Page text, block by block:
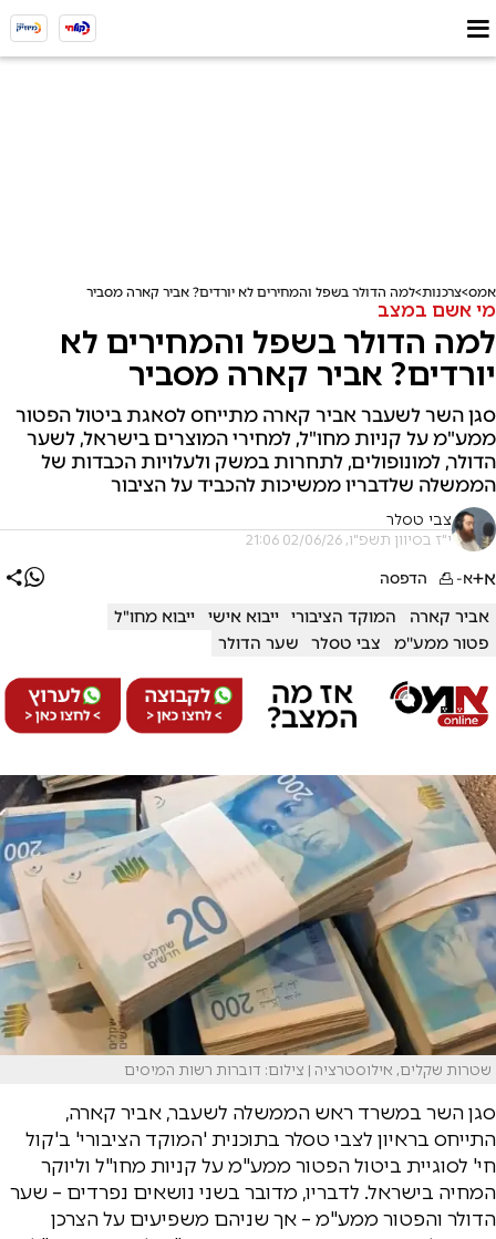
אמס צרכנות למה הדולר בשפל והמחירים לא יורדים? אביר קארה מסביר
מי אשם במצב
למה הדולר בשפל והמחירים לא
יורדים? אביר קארה מסביר
סגן השר לשעבר אביר קארה מתייחס לסאגת ביטול הפטור
ממע"מ על קניות מחו"ל, למחירי המוצרים בישראל, לשער
הדולר, למונופולים, לתחרות במשק ולעלויות הכבדות של
הממשלה שלדבריו ממשיכות להכביד על הציבור
צבי טסלר
י"ז בסיוון תשפ"ו, 02/06/26 21:06
א+א- הדפסה
אביר קארה המוקד הציבורי ייבוא אישי
ייבוא מחו"ל
פטור ממע''מ
צבי טסלר שער הדולר
שטרות שקלים, אילוסטרציה | צילום: דוברות רשות המיסים
סגן השר במשרד ראש הממשלה לשעבר, אביר קארה,
התייחס בראיון לצבי טסלר בתוכנית 'המוקד הציבורי' ב'קול
חי' לסוגיית ביטול הפטור ממע"מ על קניות מחו"ל וליוקר
המחיה בישראל. לדבריו, מדובר בשני נושאים נפרדים – שער
הדולר והפטור ממע"מ – אך שניהם משפיעים על הצרכן